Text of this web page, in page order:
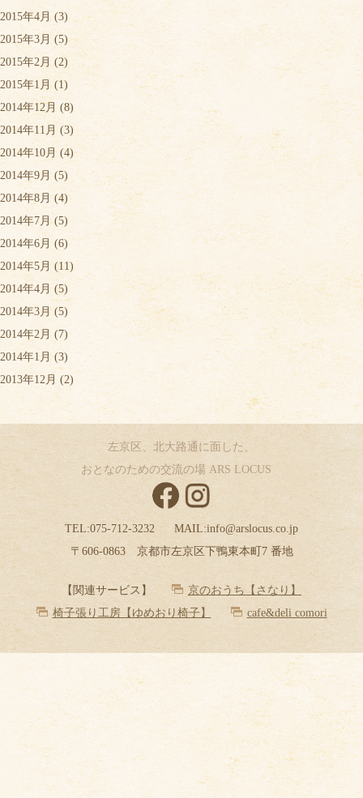
2015年4月 (3)
2015年3月 (5)
2015年2月 (2)
2015年1月(1)
2014年12月(8)
2014年11月 (3)
2014年10月 (4)
2014年9月 (5)
2014年8月(4)
2014年7月 (5)
2014年6月(6)
2014年5月 (11)
2014年4月 (5)
2014年3月(5)
2014年2月 (7)
2014年1月(3)
2013年12月 (2)
左京区、北大路通に面した、
おとなのための交流の場 ARS LOCUS
TEL:075-712-3232 MAIL:info@arslocus.co.jp
〒606-0863 京都市左京区下鴨東本町7 番地
【関連サービス】
京のおうち【さなり】
椅子張り工房【ゆめおり椅子】
cafe&deli comori